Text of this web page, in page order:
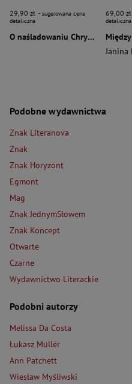
29,90 zł - sugerowana cena
detaliczna
O naśladowaniu Chrystusa wyd. 2026
69,00 zł
detaliczna
Podobne wydawnictwa
Znak Literanova
Znak
Znak Horyzont
Egmont
Mag
Znak JednymSłowem
Znak Koncept
Otwarte
Czarne
Wydawnictwo Literackie
Podobni autorzy
Melissa Da Costa
Łukasz Müller
Ann Patchett
Wiesław Myśliwski